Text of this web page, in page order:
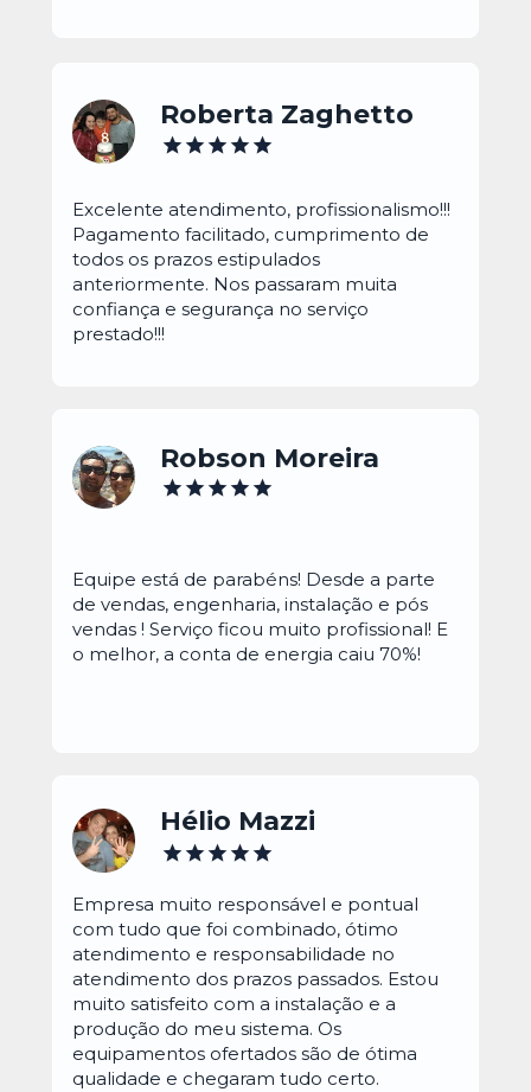
Roberta Zaghetto
Excelente atendimento, profissionalismo!!!
Pagamento facilitado, cumprimento de
todos os prazos estipulados
anteriormente. Nos passaram muita
confiança e segurança no serviço
prestado!!!
Robson Moreira
Hélio Mazzi
Equipe está de parabéns! Desde a parte
de vendas, engenharia, instalação e pós
vendas ! Serviço ficou muito profissional! E
o melhor, a conta de energia caiu 70%!
Empresa muito responsável e pontual
com tudo que foi combinado, ótimo
atendimento e responsabilidade no
atendimento dos prazos passados. Estou
muito satisfeito com a instalação e a
produção do meu sistema. Os
equipamentos ofertados são de ótima
qualidade e chegaram tudo certo.